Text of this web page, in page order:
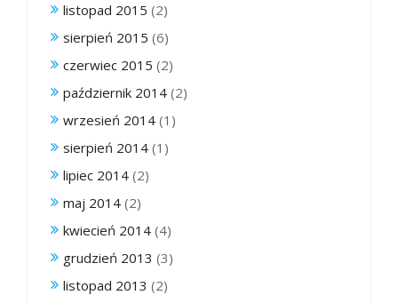
listopad 2015 (2)
sierpień 2015 (6)
czerwiec 2015 (2)
październik 2014 (2)
wrzesień 2014 (1)
sierpień 2014 (1)
lipiec 2014 (2)
maj 2014 (2)
kwiecień 2014 (4)
grudzień 2013 (3)
listopad 2013 (2)